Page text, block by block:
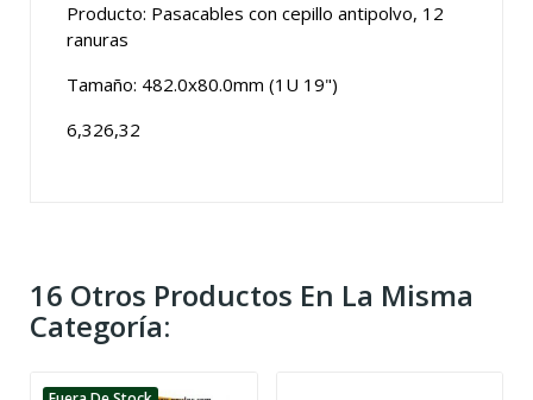
Producto: Pasacables con cepillo antipolvo, 12
ranuras
Tamaño: 482.0x80.0mm (1U 19")
6,326,32
16 Otros Productos En La Misma
Categoría: